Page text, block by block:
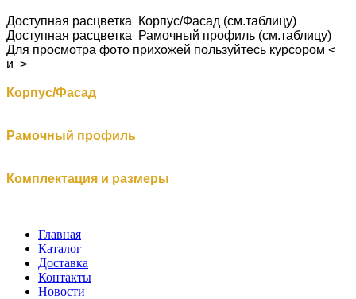
Доступная расцветка Корпус/Фасад (см.таблицу)
Доступная расцветка Рамочный профиль (см.таблицу)
Для просмотра фото прихожей пользуйтесь курсором <
и >
Корпус/Фасад
Рамочный профиль
Комплектация и размеры
Главная
Каталог
Доставка
Контакты
Новости